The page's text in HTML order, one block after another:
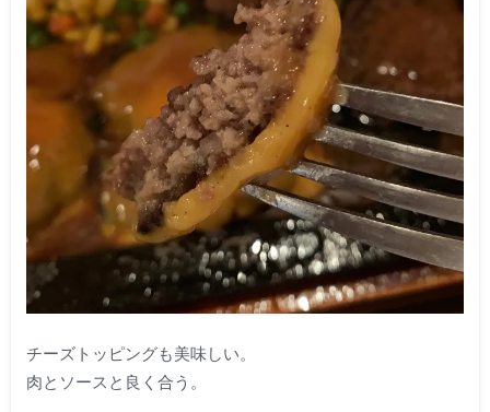
チーズトッピングも美味しい。
肉とソースと良く合う。